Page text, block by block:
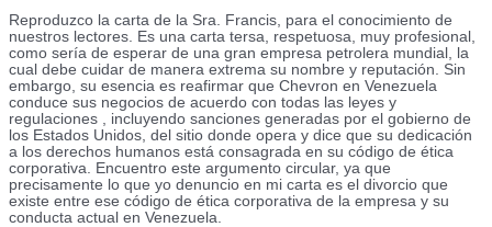
Reproduzco la carta de la Sra. Francis, para el conocimiento de
nuestros lectores. Es una carta tersa, respetuosa, muy profesional,
como sería de esperar de una gran empresa petrolera mundial, la
cual debe cuidar de manera extrema su nombre y reputación. Sin
embargo, su esencia es reafirmar que Chevron en Venezuela
conduce sus negocios de acuerdo con todas las leyes y
regulaciones , incluyendo sanciones generadas por el gobierno de
los Estados Unidos, del sitio donde opera y dice que su dedicación
a los derechos humanos está consagrada en su código de ética
corporativa. Encuentro este argumento circular, ya que
precisamente lo que yo denuncio en mi carta es el divorcio que
existe entre ese código de ética corporativa de la empresa y su
conducta actual en Venezuela.